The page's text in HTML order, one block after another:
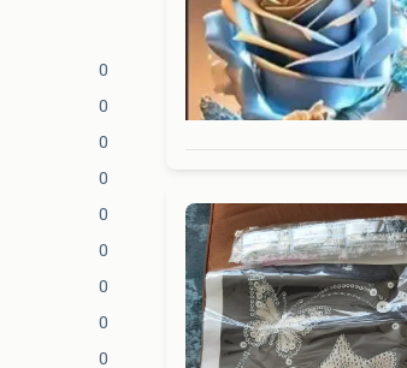
0
0
0
0
0
0
0
0
0